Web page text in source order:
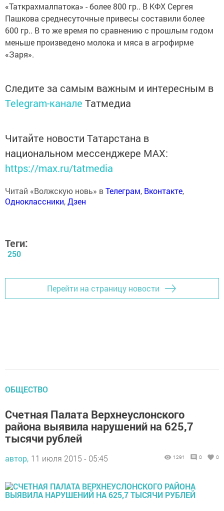
«Таткрахмалпатока» - более 800 гр.. В КФХ Сергея
Пашкова среднесуточные привесы составили более
600 гр.. В то же время по сравнению с прошлым годом
меньше произведено молока и мяса в агрофирме
«Заря».
Следите за самым важным и интересным в
Telegram-канале Татмедиа
Читайте новости Татарстана в
национальном мессенджере MАХ:
https://max.ru/tatmedia
Читай «Волжскую новь» вТелеграм, Вконтакте,
Одноклассники,Дзен
Теги:
250
Перейти на страницу новости
ОБЩЕСТВО
Счетная Палата Верхнеуслонского
района выявила нарушений на 625,7
тысячи рублей
автор, 11 июля 2015 - 05:45 1291 0 0